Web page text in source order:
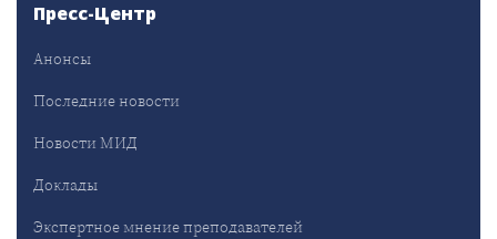
Пресс-Центр
Анонсы
Последние новости
Новости МИД
Доклады
Экспертное мнение преподавателей